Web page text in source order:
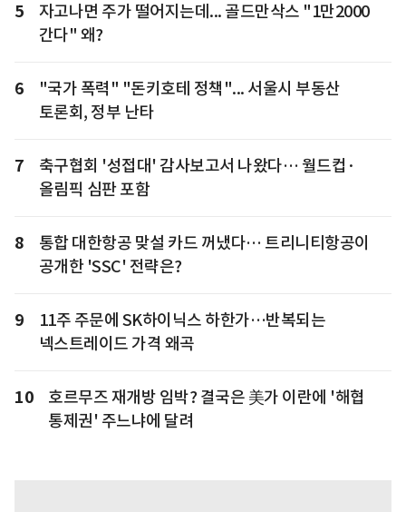
5
자고나면 주가 떨어지는데... 골드만삭스 "1만2000
간다" 왜?
6
"국가 폭력" "돈키호테 정책"... 서울시 부동산
토론회, 정부 난타
7
축구협회 '성접대' 감사보고서 나왔다… 월드컵·
올림픽 심판 포함
8
통합 대한항공 맞설 카드 꺼냈다… 트리니티항공이
공개한 'SSC' 전략은?
9
11주 주문에 SK하이닉스 하한가…반복되는
넥스트레이드 가격 왜곡
10
호르무즈 재개방 임박? 결국은 美가 이란에 '해협
통제권' 주느냐에 달려